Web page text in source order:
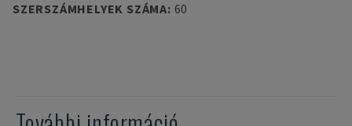
SZERSZÁMHELYEK SZÁMA: 60